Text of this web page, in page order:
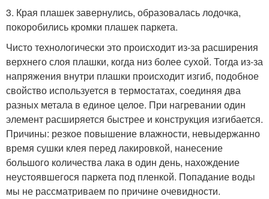
3. Края плашек завернулись, образовалась лодочка,
покоробились кромки плашек паркета.
Чисто технологически это происходит из-за расширения
верхнего слоя плашки, когда низ более сухой. Тогда из-за
напряжения внутри плашки происходит изгиб, подобное
свойство используется в термостатах, соединяя два
разных метала в единое целое. При нагревании один
элемент расширяется быстрее и конструкция изгибается.
Причины: резкое повышение влажности, невыдержанно
время сушки клея перед лакировкой, нанесение
большого количества лака в один день, нахождение
неустоявшегося паркета под пленкой. Попадание воды
мы не рассматриваем по причине очевидности.